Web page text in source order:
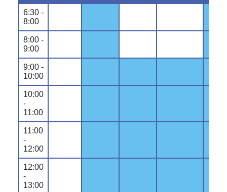
6:30 -
8:00
8:00 -
9:00
9:00 -
10:00
10:00
-
11:00
11:00
-
12:00
12:00
-
13:00